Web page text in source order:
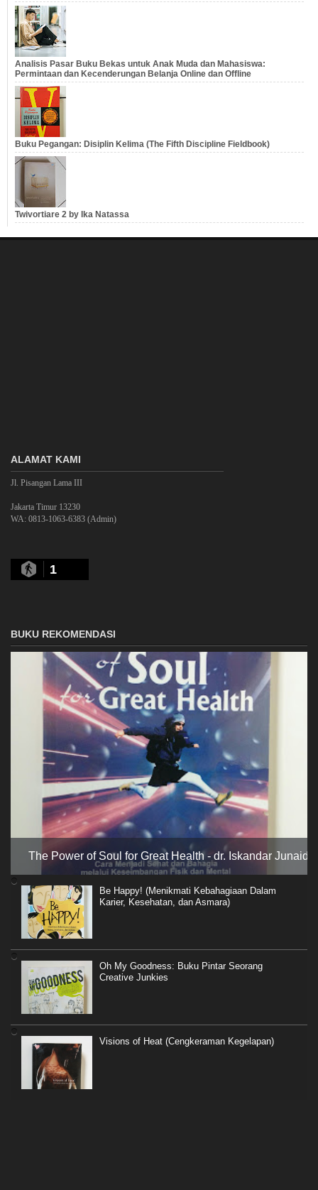
Analisis Pasar Buku Bekas untuk Anak Muda dan Mahasiswa:
Permintaan dan Kecenderungan Belanja Online dan Offline
Buku Pegangan: Disiplin Kelima (The Fifth Discipline Fieldbook)
Twivortiare 2 by Ika Natassa
ALAMAT KAMI
Jl. Pisangan Lama III
Jakarta Timur 13230
WA: 0813-1063-6383 (Admin)
1
BUKU REKOMENDASI
The Power of Soul for Great Health - dr. Iskandar Junaidi
Be Happy! (Menikmati Kebahagiaan Dalam
Karier, Kesehatan, dan Asmara)
Oh My Goodness: Buku Pintar Seorang
Creative Junkies
Visions of Heat (Cengkeraman Kegelapan)